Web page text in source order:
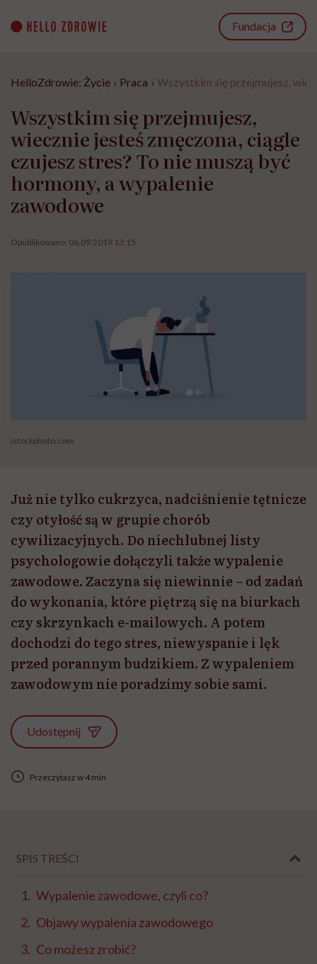
content
Fundacja
HelloZdrowie: Życie › Praca › Wszystkim się przejmujesz,
Wszystkim się przejmujesz,
wiecznie jesteś zmęczona, ciągle
czujesz stres? To nie muszą być
hormony, a wypalenie
zawodowe
Opublikowano: 06.09.2019 13:15
istockphoto.com
Już nie tylko cukrzyca, nadciśnienie tętnicze
czy otyłość są w grupie chorób
cywilizacyjnych. Do niechlubnej listy
psychologowie dołączyli także wypalenie
zawodowe. Zaczyna się niewinnie – od zadań
do wykonania, które piętrzą się na biurkach
czy skrzynkach e-mailowych. A potem
dochodzi do tego stres, niewyspanie i lęk
przed porannym budzikiem. Z wypaleniem
zawodowym nie poradzimy sobie sami.
Udostępnij
Przeczytasz w 4 min
SPIS TREŚCI
Wypalenie zawodowe, czyli co?
Objawy wypalenia zawodowego
Co możesz zrobić?